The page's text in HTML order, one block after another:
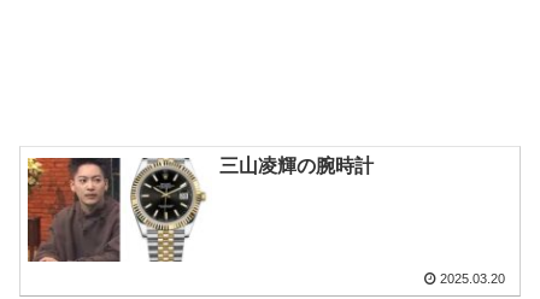
三山凌輝の腕時計
2025.03.20